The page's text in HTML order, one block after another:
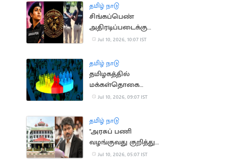
தமிழ் நாடு
சிங்கப்பெண்
அதிரடிப்படைக்கு
சென்னையில்
Jul 10, 2026, 10:07 IST
தமிழ் நாடு
தமிழகத்தில்
மக்கள்தொகை
கணக்கெடுப்பு பணி..
இடமாற்றத்துக்கு தடை
Jul 10, 2026, 09:07 IST
தமிழ் நாடு
"அரசுப் பணி
வழங்குவது குறித்து
சட்டப்பேரவையில்
Jul 10, 2026, 05:07 IST